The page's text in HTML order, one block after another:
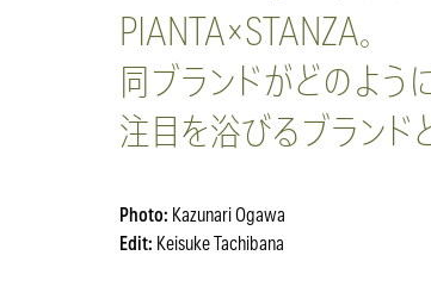
PIANTA×STANZA。
同ブランドがどのよう
注目を浴びるブランド
Photo: Kazunari Ogawa
Edit: Keisuke Tachibana